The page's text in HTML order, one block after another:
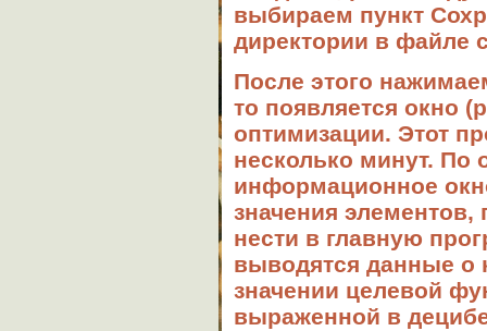
выбираем пункт
директории в файле
После этого
то появляется окно
оптимизации. Этот
несколько минут. По
информационное
значения
нести в главную
выводятся данные о
значении целевой
выраженной в